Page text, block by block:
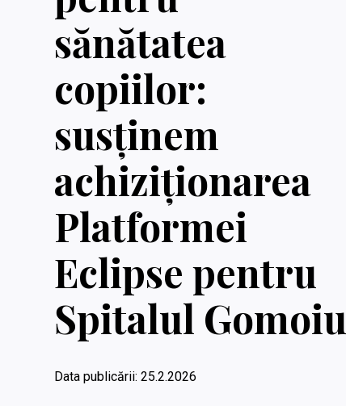
sănătatea
copiilor:
susținem
achiziționarea
Platformei
Eclipse pentru
Spitalul Gomoiu
Data publicării: 25.2.2026